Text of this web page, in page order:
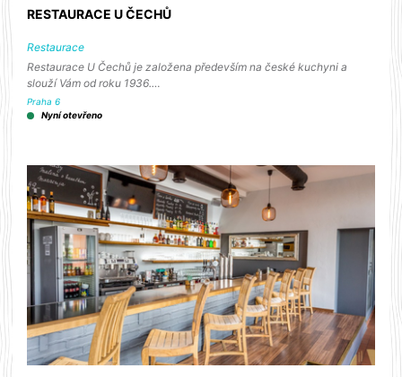
RESTAURACE U ČECHŮ
Restaurace
Restaurace U Čechů je založena především na české kuchyni a
slouží Vám od roku 1936.…
Praha 6
Nyní otevřeno